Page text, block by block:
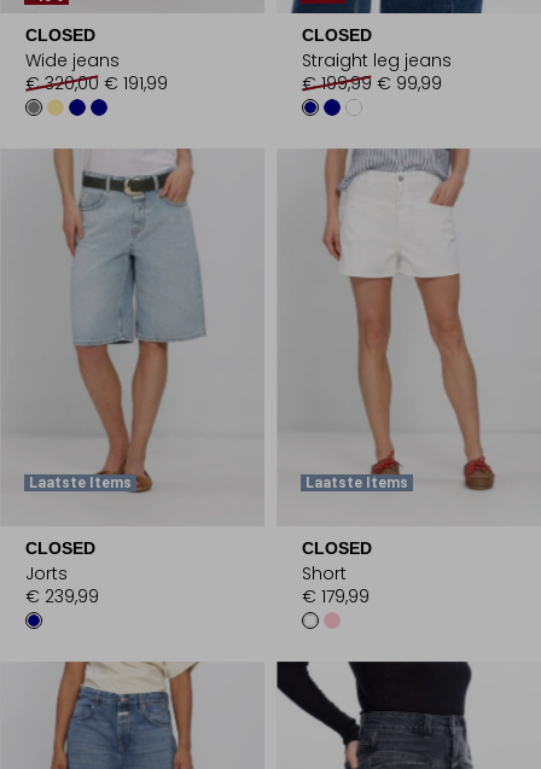
CLOSED
Wide jeans
€ 320,00 € 191,99
CLOSED
Straight leg jeans
€ 199,99 € 99,99
Laatste Items
CLOSED
Jorts
€ 239,99
Laatste Items
CLOSED
Short
€ 179,99